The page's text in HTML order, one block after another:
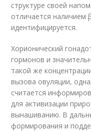
структуре своей
отличается наличием
идентифицируется.
Хорионический
гормонов и
такой же
вызова овуляции,
считается
для активизации
вынашиванию. В
формирования и